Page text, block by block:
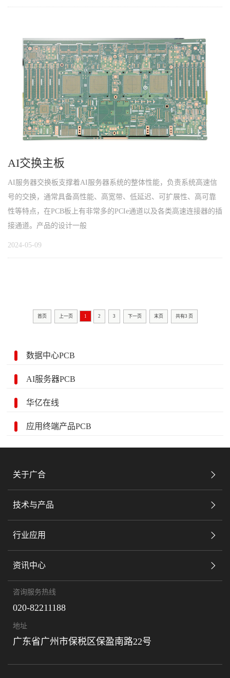
AI交换主板
AI服务器交换板支撑着AI服务器系统的整体性能，负责系统高速信
号的交换，通常具备高性能、高宽带、低延迟、可扩展性、高可靠
性等特点，在PCB板上有非常多的PCIe通道以及各类高速连接器的插
接通道。产品的设计一般
2024-05-09
首页 上一页 1 2 3 下一页 末页 共有3 页
数据中心PCB
AI服务器PCB
华亿在线
应用终端产品PCB
关于广合
技术与产品
行业应用
资讯中心
咨询服务热线
020-82211188
地址
广东省广州市保税区保盈南路22号